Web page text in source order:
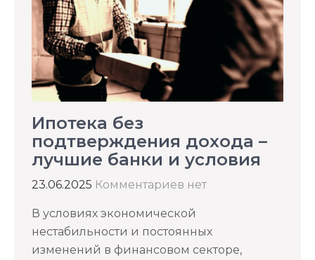
Ипотека без
подтверждения дохода –
лучшие банки и условия
23.06.2025 Комментариев нет
В условиях экономической
нестабильности и постоянных
изменений в финансовом секторе,